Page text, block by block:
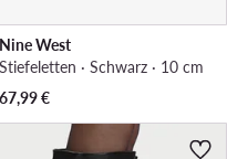
Nine West
Stiefeletten · Schwarz · 10 cm
67,99€